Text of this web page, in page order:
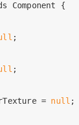
Component {
;
;
= null ;